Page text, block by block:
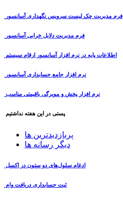
فرم مدیریت چک لیست سرویس نگهداری آسانسور
فرم مدیریت دلایل خرابی آسانسور
اطلاعات پایه در نرم افزار آسانسور ارقام سیستم
نرم افزار جامع حسابداری آسانسور
نرم افزار پخش و مویرگی باقیمتی مناسب
پستی در این هفته نداشتیم
پربازدیدترین ها
دیگر رسانه ها
ادغام سلول‌های دو ستون در اکسل
ثبت حسابداری دریافت وام